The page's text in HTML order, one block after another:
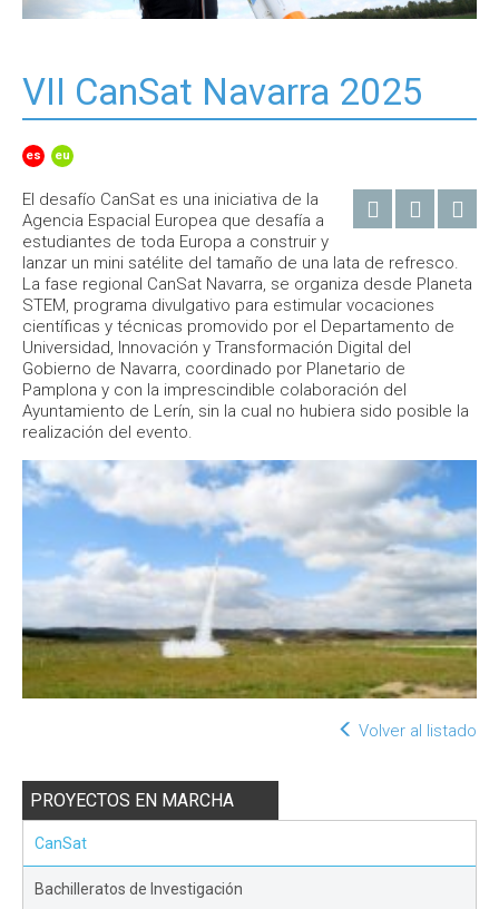
VII CanSat Navarra 2025
es eu
El desafío CanSat es una iniciativa de la
Agencia Espacial Europea que desafía a
estudiantes de toda Europa a construir y
lanzar un mini satélite del tamaño de una lata de refresco.
La fase regional CanSat Navarra, se organiza desde Planeta
STEM, programa divulgativo para estimular vocaciones
científicas y técnicas promovido por el Departamento de
Universidad, Innovación y Transformación Digital del
Gobierno de Navarra, coordinado por Planetario de
Pamplona y con la imprescindible colaboración del
Ayuntamiento de Lerín, sin la cual no hubiera sido posible la
realización del evento.
Volver al listado
PROYECTOS EN MARCHA
CanSat
Bachilleratos de Investigación